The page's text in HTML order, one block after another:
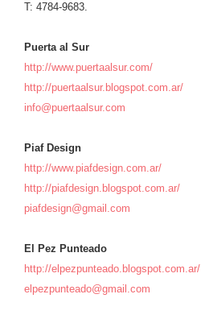
T: 4784-9683.
Puerta al Sur
http://www.puertaalsur.com/
http://puertaalsur.blogspot.com.ar/
info@puertaalsur.com
Piaf Design
http://www.piafdesign.com.ar/
http://piafdesign.blogspot.com.ar/
piafdesign@gmail.com
El Pez Punteado
http://elpezpunteado.blogspot.com.ar/
elpezpunteado@gmail.com